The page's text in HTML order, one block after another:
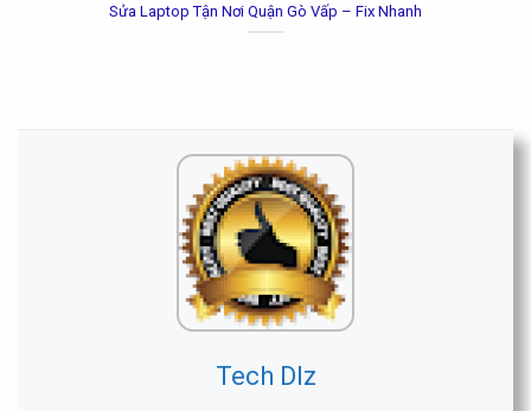
Sửa Laptop Tận Nơi Quận Gò Vấp – Fix Nhanh
Tech Dlz